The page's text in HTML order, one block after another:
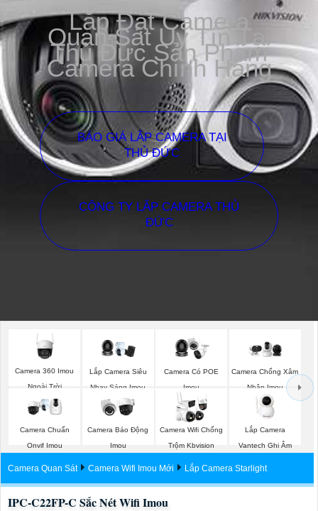
Lắp Đặt Camera
Quan Sát Uy Tín Tại
Thủ Đức Sản Phẩm
Camera Chính Hãng
BÁO GIÁ LẮP CAMERA TẠI
THỦ ĐỨC
CÔNG TY LẮP CAMERA THỦ
ĐỨC
Camera 360 Imou
Ngoài Trời
Lắp Camera Siêu
Nhạy Sáng Imou
Camera Có POE
Imou
Camera Chống Xâm
Nhập Imou
Camera Chuẩn
Onvif Imou
Camera Báo Động
Imou
Camera Wifi Chống
Trộm Kbvision
Lắp Camera
Vantech Ghi Âm
Camera Quan Sát Camera Wifi Imou Mới Lắp Camera Starlight
IPC-C22FP-C Sắc Nét Wifi Imou